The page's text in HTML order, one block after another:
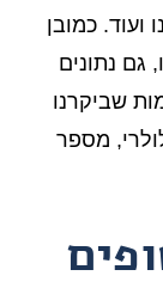
ועוד. כמובן
גם נתונים
שביקרנו
מספר